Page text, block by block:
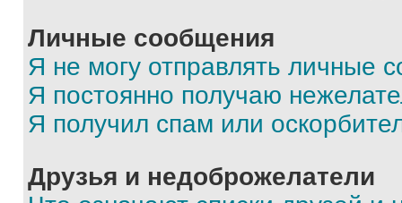
Личные сообщения
Я не могу отправлять личные
Я постоянно получаю
Я получил спам или
Друзья и недоброжелатели